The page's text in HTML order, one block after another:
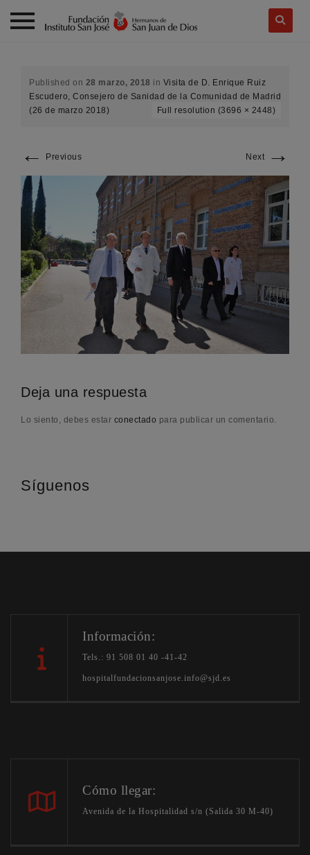
Published on 28 marzo, 2018 in Visita de D. Enrique Ruiz
Escudero, Consejero de Sanidad de la Comunidad de Madrid
(26 de marzo 2018)
Full resolution (3696 × 2448)
← Previous Next →
Deja una respuesta
Lo siento, debes estar conectado para publicar un comentario.
Síguenos
Información:
Tels.: 91 508 01 40 -41-42
hospitalfundacionsanjose.info@sjd.es
Cómo llegar:
Avenida de la Hospitalidad s/n (Salida 30 M-40)